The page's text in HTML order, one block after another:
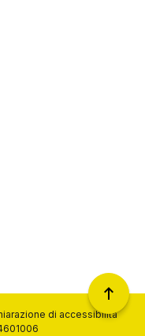
di accessibilità